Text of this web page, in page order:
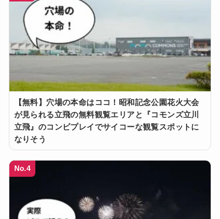
【無料】穴場の本命はココ！昭和記念公園花火大会
が見られる立飛の無料観覧エリアと『コモンズ立川
立飛』のコンビプレイでサイコーな観覧スポットに
なりそう
No.4